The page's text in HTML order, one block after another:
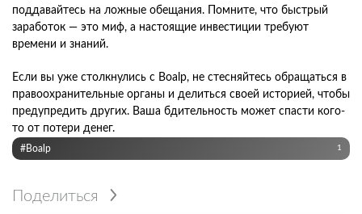
поддавайтесь на ложные обещания. Помните, что быстрый
заработок — это миф, а настоящие инвестиции требуют
времени и знаний.
Если вы уже столкнулись с Boalp, не стесняйтесь обращаться в
правоохранительные органы и делиться своей историей, чтобы
предупредить других. Ваша бдительность может спасти кого-
то от потери денег.
#Boalp 1
Поделиться